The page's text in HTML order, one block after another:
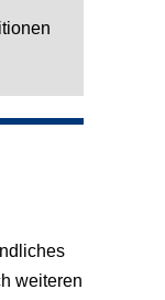
weiteren